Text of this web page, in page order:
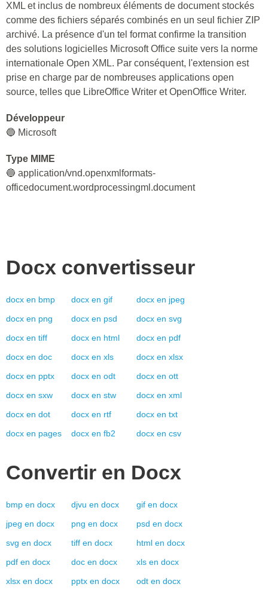
XML et inclus de nombreux éléments de document stockés
comme des fichiers séparés combinés en un seul fichier ZIP
archivé. La présence d'un tel format confirme la transition
des solutions logicielles Microsoft Office suite vers la norme
internationale Open XML. Par conséquent, l'extension est
prise en charge par de nombreuses applications open
source, telles que LibreOffice Writer et OpenOffice Writer.
Développeur
🔵 Microsoft
Type MIME
🔵 application/vnd.openxmlformats-
officedocument.wordprocessingml.document
Docx convertisseur
docx en bmp docx en gif docx en jpeg
docx en png docx en psd docx en svg
docx en tiff docx en html docx en pdf
docx en doc docx en xls docx en xlsx
docx en pptx docx en odt docx en ott
docx en sxw docx en stw docx en xml
docx en dot docx en rtf docx en txt
docx en pages docx en fb2 docx en csv
Convertir en Docx
bmp en docx djvu en docx gif en docx
jpeg en docx png en docx psd en docx
svg en docx tiff en docx html en docx
pdf en docx doc en docx xls en docx
xlsx en docx pptx en docx odt en docx